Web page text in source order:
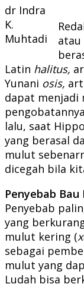
dr Indra
K.
Muhtadi
atau
Latin halitus,
Yunani osis,
dapat menjadi
lalu, saat
yang berasal
mulut
dicegah bila
Penyebab
Penyebab
yang
mulut kering (
sebagai
mulut yang
Ludah bisa